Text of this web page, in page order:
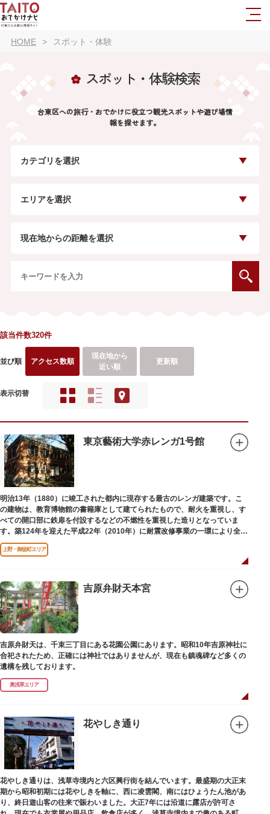
HOME スポット・体験
スポット・体験検索
台東区への旅行・おでかけに役立つ観光スポットや遊び場情
報を探せます。
カテゴリを選択
エリアを選択
現在地からの距離を選択
該当件数320件
並び順 アクセス数順
現在地から
近い順
更新順
表示切替
東京藝術大学赤レンガ1号館
明治13年（1880）に竣工された都内に現存する最古のレンガ建築です。こ
の建物は、教育博物館の書籍庫として建てられたもので、耐火を重視し、す
べての開口部に鉄扉を付設するなどの不燃性を重視した造りとなっていま
す。築124年を迎えた平成22年（2010年）に耐震改修事業の一環により全面
改修が施されました。
上野・御徒町エリア
吉原弁財天本宮
吉原弁財天は、千束三丁目にある花園公園にあります。昭和10年吉原神社に
合祀されたため、正確には神社ではありませんが、現在も鎮魂碑など多くの
遺構を残しております。
奥浅草エリア
花やしき通り
花やしき通りは、浅草寺境内と六区興行街を結んでいます。最盛期の大正末
期から昭和初期には花やしきを軸に、西に凌雲閣、南にはひょうたん池があ
り、終日遊山客の往来で賑わいました。大正7年には沿道に露店が許可さ